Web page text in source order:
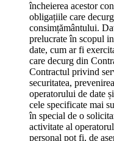
încheierea acestor
obligațiile care
consimțământului.
prelucrate în scopul
date, cum ar fi
care decurg din
Contractul privind
securitatea,
operatorului de date
cele specificate mai
în special de o
activitate al
personal pot fi, de